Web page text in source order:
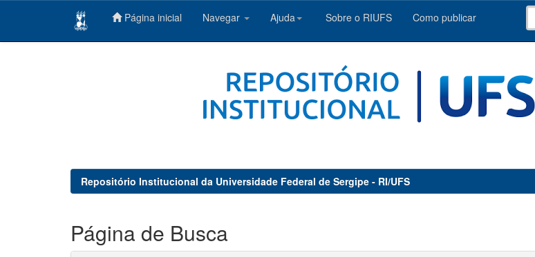
Página inicial Navegar Ajuda Sobre o RIUFS Como publicar
Repositório Institucional da Universidade Federal de Sergipe - RI/UFS
Página de Busca